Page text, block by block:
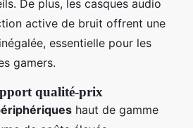
De plus, les casques audio
active de bruit offrent une
essentielle pour les
gamers.
qualité-prix
haut de gamme